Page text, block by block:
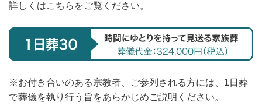
詳しくはこちらをご覧ください。
※お付き合いのある宗教者、ご参列される方には、1日葬
で葬儀を執り行う旨をあらかじめご説明ください。